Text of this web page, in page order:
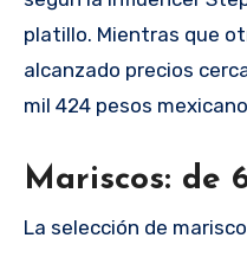
platillo. Mientras que
alcanzado precios
mil 424 pesos
Mariscos: de
La selección de